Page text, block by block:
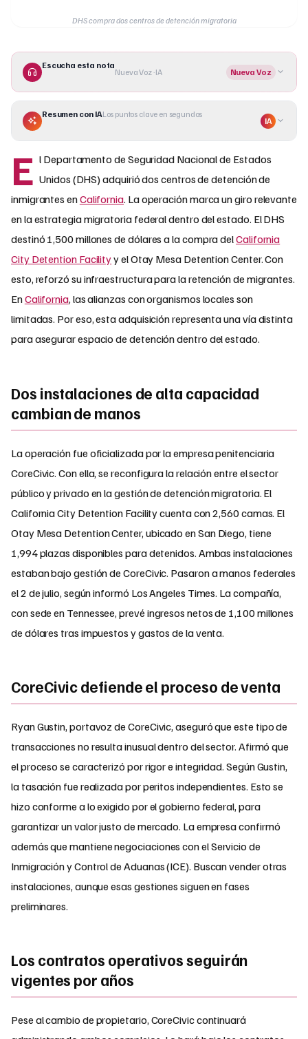
DHS compra dos centros de detención migratoria
Escucha esta nota
Nueva Voz · IA Nueva Voz
Resumen con IALos puntos clave en segundos
IA
E l Departamento de Seguridad Nacional de Estados
Unidos (DHS) adquirió dos centros de detención de
inmigrantes enCalifornia. La operación marca un giro relevante
en la estrategia migratoria federal dentro del estado. El DHS
destinó 1,500 millones de dólares a la compra delCalifornia
City Detention Facilityy el Otay Mesa Detention Center. Con
esto, reforzó su infraestructura para la retención de migrantes.
EnCalifornia, las alianzas con organismos locales son
limitadas. Por eso, esta adquisición representa una vía distinta
para asegurar espacio de detención dentro del estado.
Dos instalaciones de alta capacidad
cambian de manos
La operación fue oficializada por la empresa penitenciaria
CoreCivic. Con ella, se reconfigura la relación entre el sector
público y privado en la gestión de detención migratoria. El
California City Detention Facility cuenta con 2,560 camas. El
Otay Mesa Detention Center, ubicado en San Diego, tiene
1,994 plazas disponibles para detenidos. Ambas instalaciones
estaban bajo gestión de CoreCivic. Pasaron a manos federales
el 2 de julio, según informó Los Angeles Times. La compañía,
con sede en Tennessee, prevé ingresos netos de 1,100 millones
de dólares tras impuestos y gastos de la venta.
CoreCivic defiende el proceso de venta
Ryan Gustin, portavoz de CoreCivic, aseguró que este tipo de
transacciones no resulta inusual dentro del sector. Afirmó que
el proceso se caracterizó por rigor e integridad. Según Gustin,
la tasación fue realizada por peritos independientes. Esto se
hizo conforme a lo exigido por el gobierno federal, para
garantizar un valor justo de mercado. La empresa confirmó
además que mantiene negociaciones con el Servicio de
Inmigración y Control de Aduanas (ICE). Buscan vender otras
instalaciones, aunque esas gestiones siguen en fases
preliminares.
Los contratos operativos seguirán
vigentes por años
Pese al cambio de propietario, CoreCivic continuará